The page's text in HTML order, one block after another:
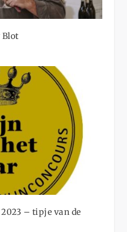
Blot
– tipje van de